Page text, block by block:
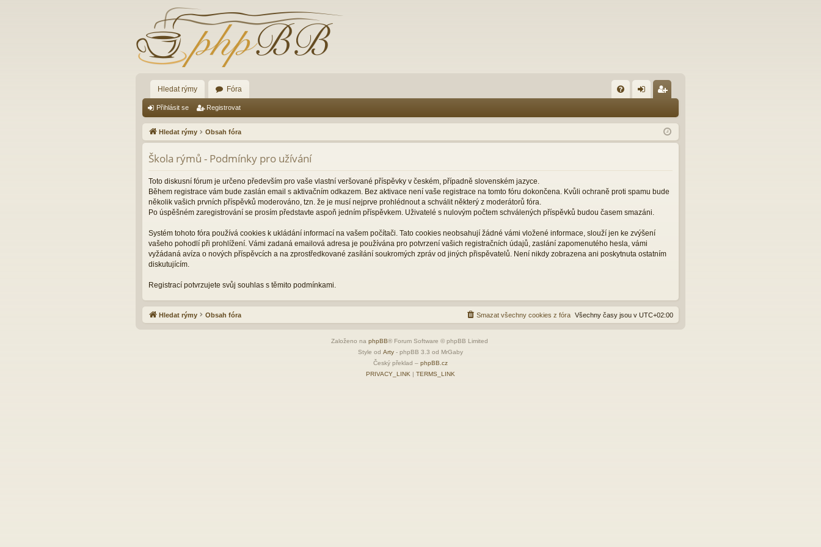
Hledat rýmy Fóra
Q lá
sit
ist
ro
Přihlásit se Registrovat
Hledat rýmy Obsah fóra
Škola rýmů - Podmínky pro užívání
Toto diskusní fórum je určeno především pro vaše vlastní veršované příspěvky v českém, případně slovenském jazyce.
Během registrace vám bude zaslán email s aktivačním odkazem. Bez aktivace není vaše registrace na tomto fóru dokončena. Kvůli ochraně proti spamu bude
několik vašich prvních příspěvků moderováno, tzn. že je musí nejprve prohlédnout a schválit některý z moderátorů fóra.
Po úspěšném zaregistrování se prosím představte aspoň jedním příspěvkem. Uživatelé s nulovým počtem schválených příspěvků budou časem smazáni.
Systém tohoto fóra používá cookies k ukládání informací na vašem počítači. Tato cookies neobsahují žádné vámi vložené informace, slouží jen ke zvýšení
vašeho pohodlí při prohlížení. Vámi zadaná emailová adresa je používána pro potvrzení vašich registračních údajů, zaslání zapomenutého hesla, vámi
vyžádaná avíza o nových příspěvcích a na zprostředkované zasílání soukromých zpráv od jiných přispěvatelů. Není nikdy zobrazena ani poskytnuta ostatním
diskutujícím.
Registrací potvrzujete svůj souhlas s těmito podmínkami.
Hledat rýmy Obsah fóra Všechny časy jsou v UTC+02:00
Smazat všechny cookies z fóra
Založeno na phpBB® Forum Software © phpBB Limited
Style od Arty - phpBB 3.3 od MrGaby
Český překlad – phpBB.cz
PRIVACY_LINK | TERMS_LINK